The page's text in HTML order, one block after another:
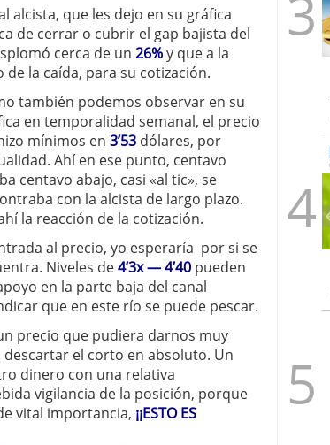
alcista, que les dejo en su gráfica
de cerrar o cubrir el gap bajista del
cerca de un 26%y que a la
la caída, para su cotización.
también podemos observar en su
en temporalidad semanal, el precio
mínimos en 3’53 dólares, por
Ahí en ese punto, centavo
centavo abajo, casi «al tic», se
con la alcista de largo plazo.
la reacción de la cotización.
al precio, yo esperaría por si se
Niveles de4’3x — 4’40 pueden
en la parte baja del canal
que en este río se puede pescar.
precio que pudiera darnos muy
el corto en absoluto. Un
dinero con una relativa
vigilancia de la posición, porque
vital importancia, ¡¡ESTO ES